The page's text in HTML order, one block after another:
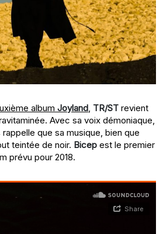
album Joyland TR/ST revient
Avec sa voix démoniaque,
que sa musique, bien que
teintée de noir. Bicep est le premier
prévu pour 2018.